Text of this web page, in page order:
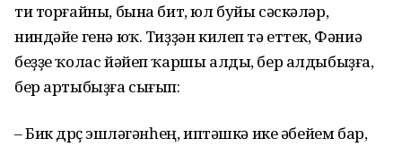
ти торғайны, бына бит, юл буйы сәскәләр,
ниндәйе генә юҡ. Тиҙҙән килеп тә еттек, Фәниә
беҙҙе ҡолас йәйеп ҡаршы алды, бер алдыбыҙға,
бер артыбыҙға сығып:
– Бик дөрөҫ эшләгәнһең, иптәшкә ике әбейем бар,